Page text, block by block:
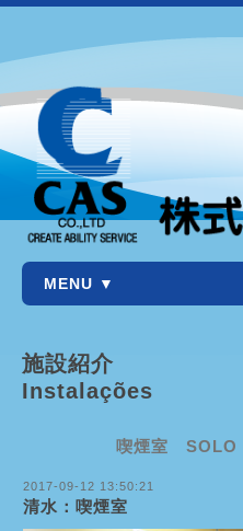
MENU ▼
施設紹介
Instalações
喫煙室 SOLO
2017-09-12 13:50:21
清水：喫煙室